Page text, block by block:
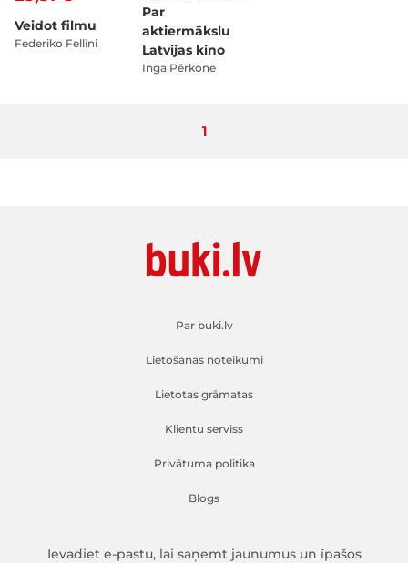
Veidot filmu
Federiko Fellīni
Par
aktiermākslu
Latvijas kino
Inga Pērkone
Pašlaik lasāt lapu
1
Par buki.lv
Lietošanas noteikumi
Lietotas grāmatas
Klientu serviss
Privātuma politika
Blogs
Ievadiet e-pastu, lai saņemt jaunumus un īpašos